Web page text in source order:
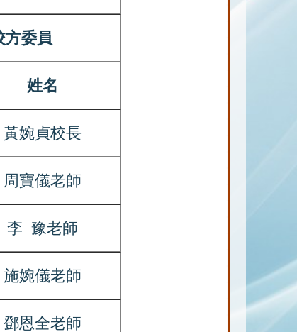
方委員
姓名
黃婉貞校長
周寶儀老師
李 豫老師
施婉儀老師
鄧恩全老師